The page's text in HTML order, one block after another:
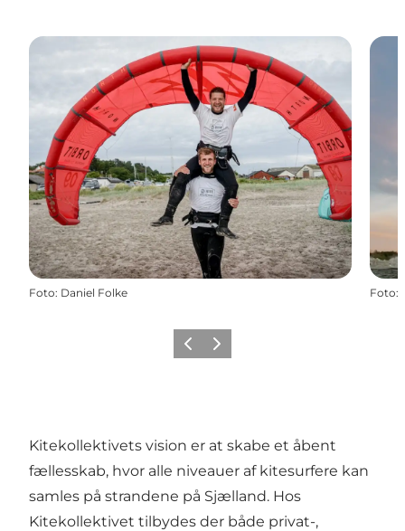
Foto: Daniel Folke Foto:
ForrigeNæste
Kitekollektivets vision er at skabe et åbent
fællesskab, hvor alle niveauer af kitesurfere kan
samles på strandene på Sjælland. Hos
Kitekollektivet tilbydes der både privat-,